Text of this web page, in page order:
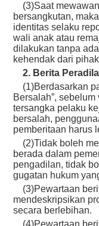
(3)Saat
bersangkutan,
identitas selaku
wali anak atau
dilakukan tanpa
kehendak dari
2. Berita
(1)Berdasarkan
Bersalah”,
tersangka pelaku
bersalah,
pemberitaan harus
(2)Tidak boleh
berada dalam
pengadilan, tidak
gugatan hukum
(3)Pewartaan
mendeskripsikan
secara berlebihan.
(4)Pewartaan